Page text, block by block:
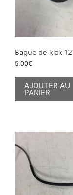
Bague de kick
5,00€
AJOUTER AU
PANIER